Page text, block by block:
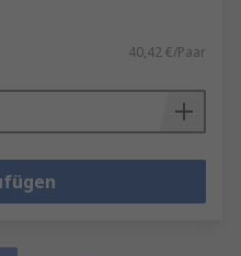
40,42 €/Paar